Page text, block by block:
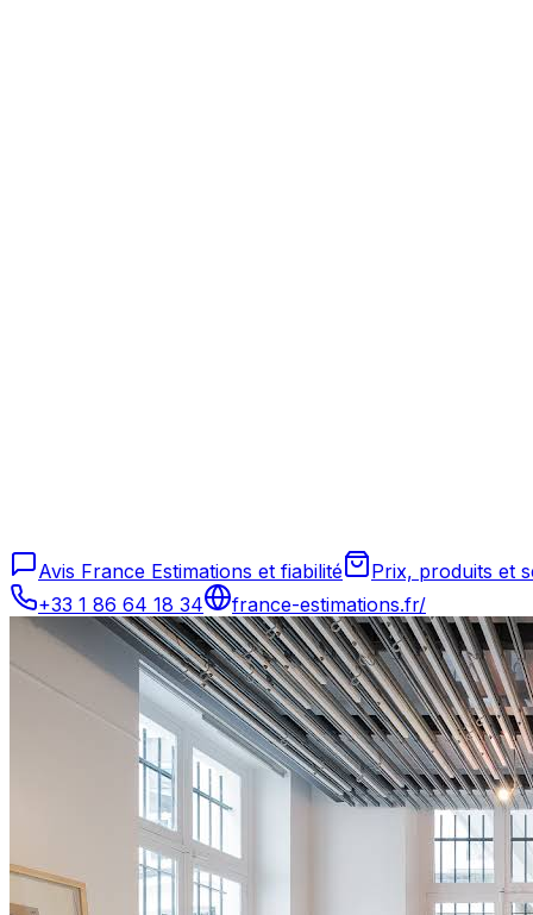
Avis France Estimations et fiabilité
Prix, produits et
+33 1 86 64 18 34
france-estimations.fr/